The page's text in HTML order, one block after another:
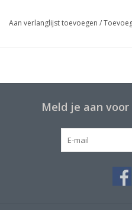
Aan verlanglijst toevoegen /
Meld je aan